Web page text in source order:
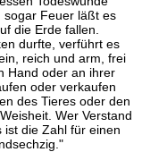
sogar Feuer läßt es
die Erde fallen.
durfte, verführt es
reich und arm, frei
Hand oder an ihrer
oder verkaufen
des Tieres oder den
Wer Verstand
ist die Zahl für einen